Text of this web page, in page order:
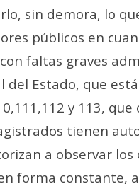
sin demora, lo
públicos en
faltas graves
del Estado, que
y 113,
tienen
a observar
forma constante,